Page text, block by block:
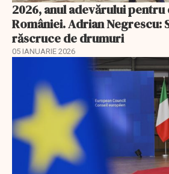
2026, anul adevărului
României. Adrian Negrescu:
răscruce de drumuri
05 IANUARIE 2026